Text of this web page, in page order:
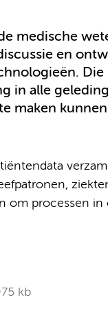
medische
en
in alle
maken
om processen
kb